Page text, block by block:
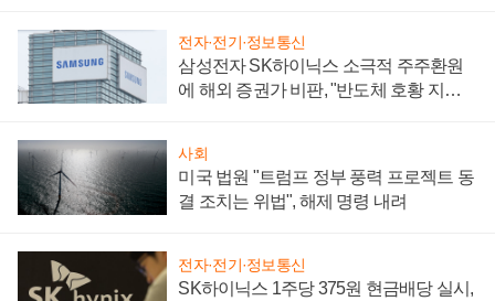
전자·전기·정보통신
삼성전자 SK하이닉스 소극적 주주환원
에 해외 증권가 비판, "반도체 호황 지속
사회
미국 법원 "트럼프 정부 풍력 프로젝트 동
결 조치는 위법", 해제 명령 내려
전자·전기·정보통신
SK하이닉스 1주당 375원 현금배당 실시,